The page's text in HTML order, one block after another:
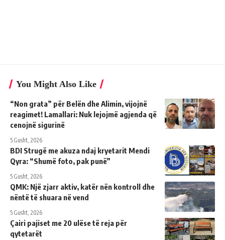
You Might Also Like
“Non grata” për Belën dhe Alimin, vijojnë
reagimet! Lamallari: Nuk lejojmë agjenda që
cenojnë sigurinë
5 Gusht, 2026
BDI Strugë me akuza ndaj kryetarit Mendi
Qyra: “Shumë foto, pak punë”
5 Gusht, 2026
QMK: Një zjarr aktiv, katër nën kontroll dhe
nëntë të shuara në vend
5 Gusht, 2026
Çairi pajiset me 20 ulëse të reja për
qytetarët